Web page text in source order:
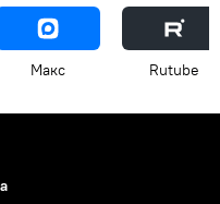
Макс Rutube